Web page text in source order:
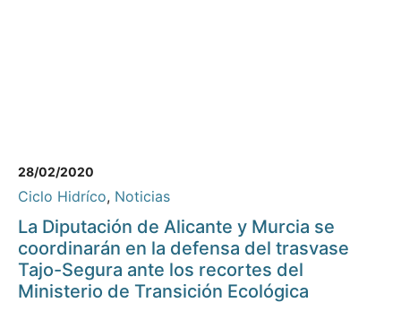
28/02/2020
Ciclo Hidríco, Noticias
La Diputación de Alicante y Murcia se
coordinarán en la defensa del trasvase
Tajo-Segura ante los recortes del
Ministerio de Transición Ecológica